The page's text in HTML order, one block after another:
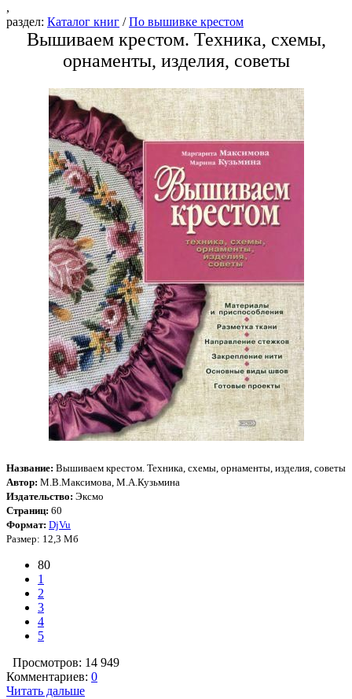
,
раздел: Каталог книг /По вышивке крестом
Вышиваем крестом. Техника, схемы,
орнаменты, изделия, советы
Название: Вышиваем крестом. Техника, схемы, орнаменты, изделия, советы
Автор: М.В.Максимова, М.А.Кузьмина
Издательство: Эксмо
Страниц: 60
Формат: DjVu
Размер: 12,3 Мб
80
1
2
3
4
5
Просмотров: 14 949
Комментариев: 0
Читать дальше